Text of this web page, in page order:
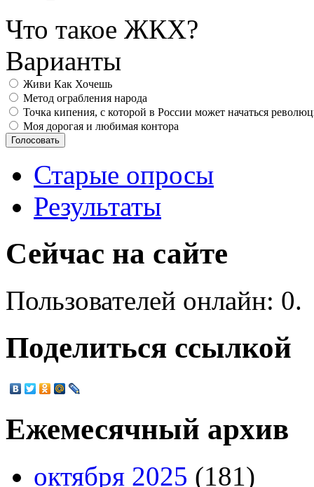
Что такое ЖКХ?
Варианты
Живи Как Хочешь
Метод ограбления народа
Точка кипения, с которой в России может начаться
Моя дорогая и любимая контора
Старые опросы
Результаты
Сейчас на сайте
Пользователей онлайн: 0.
Поделиться ссылкой
Ежемесячный архив
октября 2025 (181)